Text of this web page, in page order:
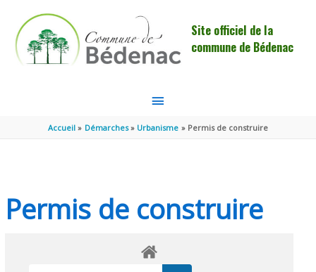
Site officiel de la
commune de Bédenac
MENU
PRINCIPAL
Accueil Démarches Urbanisme Permis de construire
Permis de construire